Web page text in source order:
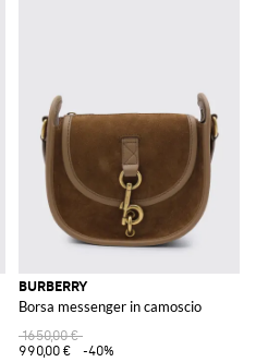
BURBERRY
Borsa messenger in camoscio
1650,00 €
990,00 €
-40%